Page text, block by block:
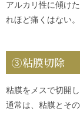
アルカリ性に傾け
れほど痛くはない。
③粘膜切除
粘膜をメスで切開
通常は、粘膜とそ